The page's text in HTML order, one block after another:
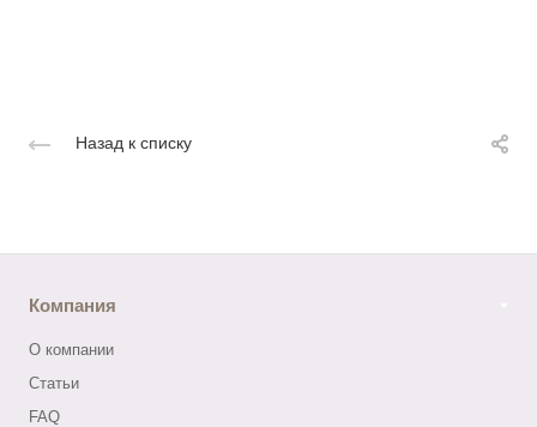
Назад к списку
Компания
О компании
Статьи
FAQ